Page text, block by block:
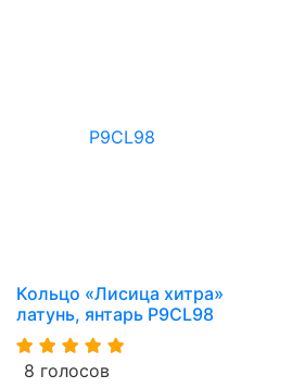
Кольцо «Лисица хитра»
латунь, янтарь P9CL98
8 голосов